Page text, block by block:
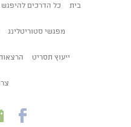
בית כל הדרכים להיפגש
מפגשי סטוריטלינג
ייעוץ תסריט